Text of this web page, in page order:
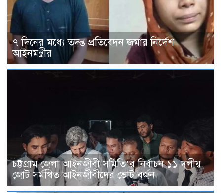
৭ দিনের মধ্যে তদন্ত প্রতিবেদন জমার নির্দেশ
আইনমন্ত্রীর
চট্টগ্রাম জেলা আইনজীবী সমিতি’র নির্বাচন ১১ দলীয়
জোট সর্মথিত আইনজীবীদের ভোট বর্জন